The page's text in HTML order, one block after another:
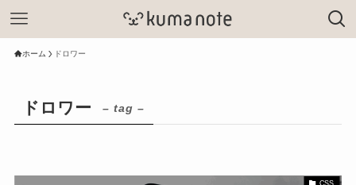
ホーム ドロワー
ドロワー – tag –
CSS